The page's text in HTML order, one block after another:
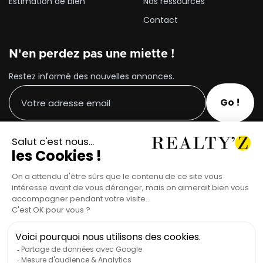
Contact
N'en perdez pas une miette !
Restez informé des nouvelles annonces.
Tous droits réservés © REALTY'Z 2023